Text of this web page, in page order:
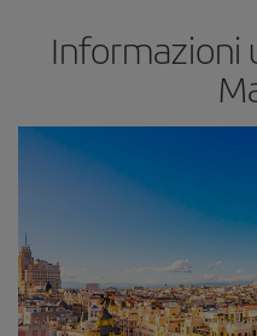
Informazioni